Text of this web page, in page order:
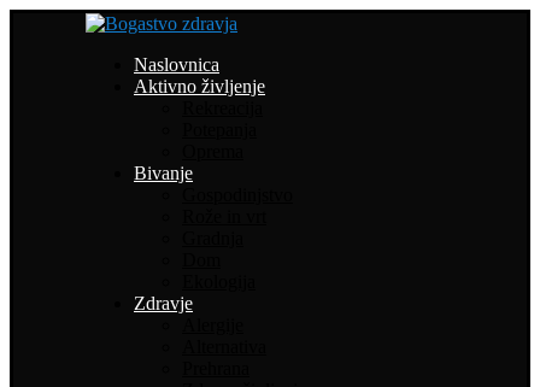
Naslovnica
Aktivno življenje
Bivanje
Zdravje